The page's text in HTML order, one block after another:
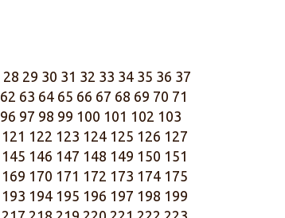
28 29 30 31 32 33 34 35 36 37
62 63 64 65 66 67 68 69 70 71
96 97 98 99 100 101 102 103
121 122 123 124 125 126 127
145 146 147 148 149 150 151
169 170 171 172 173 174 175
193 194 195 196 197 198 199